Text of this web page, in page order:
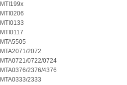
MTI199x
MTI0206
MTI0133
MTI0117
MTA5505
MTA2071/2072
MTA0721/0722/0724
MTA0376/2376/4376
MTA0333/2333